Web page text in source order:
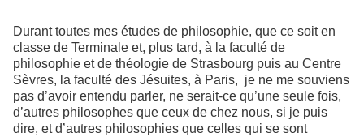
Durant toutes mes études de philosophie, que ce soit en
classe de Terminale et, plus tard, à la faculté de
philosophie et de théologie de Strasbourg puis au Centre
Sèvres, la faculté des Jésuites, à Paris, je ne me souviens
pas d’avoir entendu parler, ne serait-ce qu’une seule fois,
d’autres philosophes que ceux de chez nous, si je puis
dire, et d’autres philosophies que celles qui se sont